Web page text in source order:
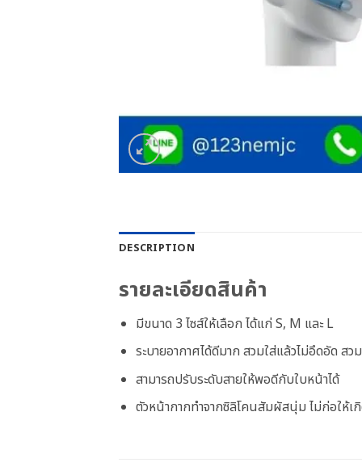
DESCRIPTION
รายละเอียดสินค้า
มีขนาด 3 ไซส์ให้เลือก ได้แก่ S, M และ L
ระบายอากาศได้ดีมาก สวมใส่แล้วไม่อึดอัด ส
สามารถปรับระดับสายให้พอดีกับใบหน้าได้
ตัวหน้ากากทำจากซิลิโคนสัมผัสนุ่ม ไม่ก่อให้เกิ